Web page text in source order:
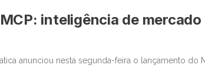
inteligência de
anunciou nesta segunda-feira o lançamento do